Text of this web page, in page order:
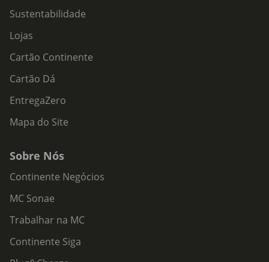
Sustentabilidade
Lojas
Cartão Continente
Cartão Dá
EntregaZero
Mapa do Site
Sobre Nós
Continente Negócios
MC Sonae
Trabalhar na MC
Continente Siga